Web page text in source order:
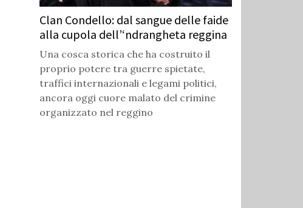
Clan Condello: dal sangue delle faide
alla cupola dell’‘ndrangheta reggina
Una cosca storica che ha costruito il
proprio potere tra guerre spietate,
traffici internazionali e legami politici,
ancora oggi cuore malato del crimine
organizzato nel reggino